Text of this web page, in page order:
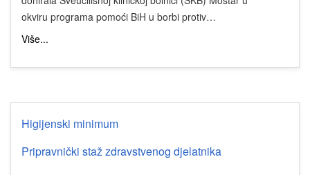
okviru programa pomoći BiH u borbi protiv…
Više...
Higijenski minimum
Pripravnički staž zdravstvenog djelatnika